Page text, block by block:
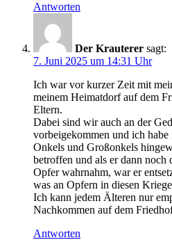
Antworten
Der Krauterer sagt:
7. Juni 2025 um 14:31 Uhr
Ich war vor kurzer Zeit mit
meinem Heimatdorf auf dem
Eltern.
Dabei sind wir auch an der
vorbeigekommen und ich
Onkels und Großonkels
betroffen und als er dann noch
Opfer wahrnahm, war er
was an Opfern in diesen
Ich kann jedem Älteren nur
Nachkommen auf dem
Antworten